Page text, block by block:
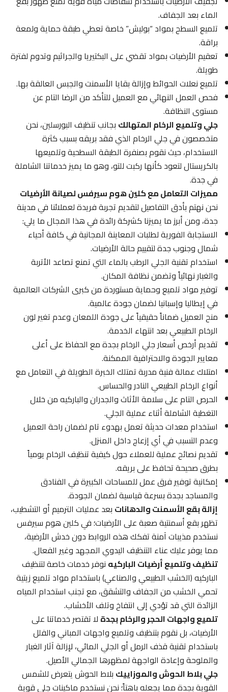
الماء بعد الجفاف.
تلميع السطح بمواد “بوليش” خاصة تعطي طبقة حماية ولمعة
براقة.
تعقيم الأرضيات بمواد تقضي على البكتيريا والجراثيم وتدوم لفترة
طويلة.
تلميع نعلات الحوائط وإزالة بقايا الأسمنت والجبس العالقة بها.
فحص العمل النهائي مع العميل للتأكد من الرضا التام عن
مستوى النظافة.
جلي وتلميع الرخام المتهالكبجانب تنظيف البورسلين، نحن
متخصصون في جلي الرخام الذي فقد بريقه بسبب كثرة
الاستخدام، حيث نقوم بصنفرة الطبقة السطحية وتلميعها
بالكريستال لتعود كأنها ركبت للتو، وهو ما يميز خدماتنا الشاملة
في جدة.
مميزات التعامل مع كلين هوم سيرفس لصيانة الأرضيات
نحن نهتم بأدق التفاصيل لتقديم تجربة فريدة لعملائنا في مدينة
جدة، ومن أبرز ما يميزنا كشركة رائدة في هذا المجال ما يلي:
الاستجابة الفورية لطلبات المعاينة المجانية في كافة أحياء
شمال وجنوب جدة لتقييم حالة الأرضيات.
استخدام تقنية الجلي الرطب بالماء التي تمنع تصاعد الأتربة
والغبار نهائياً وتضمن نظافة المكان.
توفير مواد تلميع وحماية مستوردة من كبرى الشركات العالمية
في إيطاليا وإسبانيا لضمان جودة عالمية.
منح العميل ضماناً حقيقياً على جودة اللمعان وعدم تغير لون
الرخام الطبيعي بعد انتهاء الخدمة.
تقديم أرخص أسعار جلي الرخام بجدة مع الحفاظ على أعلى
معايير الجودة والاحترافية الممكنة.
امتلاك عمالة فنية مدربة تمتلك الخبرة الطويلة في التعامل مع
أنواع الرخام الطبيعي النادر والحساس.
الحرص التام على سلامة الأثاث والجدران والباركيه من خلال
التغطية الشاملة أثناء عملية الجلي.
استخدام معدات حديثة تعمل بهدوء تام لضمان راحة العميل
وعدم التسبب في أي إزعاج داخل المنزل.
تقديم نصائح عملية للعملاء حول كيفية تنظيف الرخام يومياً
بطرق صحيحة تحافظ على بريقه.
إمكانية توفير فرق عمل للمساحات الكبيرة في الفنادق
والمساجد بجدة بسرعة قياسية لضمان الجودة.
إزالة بقع الأسمنت والدهاناتبعد عمليات الترميم أو التشطيب،
تظهر بقع أسمنتية صعبة على الأرضيات؛ في كلين هوم سيرفس
نستخدم مذيبات آمنة تفكك هذه الروابط دون خدش الأرضية،
مما يوفر عليك عناء التنظيف اليدوي المجهد وغير الفعال.
تنظيف وتلميع أرضيات الباركيهنوفر خدمات خاصة لتنظيف
الباركيه (الخشب الطبيعي والصناعي) باستخدام مواد تلميع زيتية
تحمي الخشب من الجفاف والتشقق، مع تجنب استخدام المياه
الزائدة التي قد تؤدي إلى انتفاخ وتلف الأخشاب.
تلميع واجهات الحجر والرخام بجدةلا تقتصر خدماتنا على
الأرضيات، بل نقوم بتنظيف وتلميع واجهات المباني والفلل
باستخدام تقنية قذف الرمل أو الجلي المائي، لإزالة آثار الغبار
والملوحة وإعادة الواجهة لمظهرها الجمالي الأصيل.
جلي بلاط الحوش والموزاييكبلاط الحوش يتعرض للشمس
القوية بجدة مما يجعله باهتاً؛ نحن نستخدم ماكينات جلي قوية